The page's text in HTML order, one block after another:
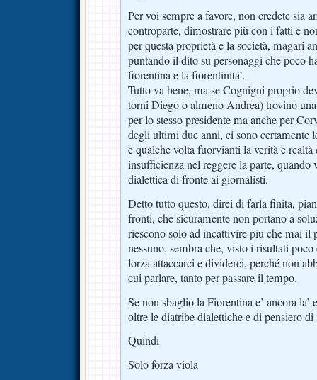
Per voi sempre a favore, non credete sia
controparte, dimostrare più con i fatti e
per questa proprietà e la società, magari
puntando il dito su personaggi che poco
fiorentina e la fiorentinita’.
Tutto va bene, ma se Cognigni proprio
torni Diego o almeno Andrea) trovino
per lo stesso presidente ma anche per
degli ultimi due anni, ci sono certamente
e qualche volta fuorvianti la verità e realtà
insufficienza nel reggere la parte,
dialettica di fronte ai giornalisti.
Detto tutto questo, direi di farla finita,
fronti, che sicuramente non portano a
riescono solo ad incattivire piu che mai il
nessuno, sembra che, visto i risultati
forza attaccarci e dividerci, perché non
cui parlare, tanto per passare il tempo.
Se non sbaglio la Fiorentina e’ ancora
oltre le diatribe dialettiche e di pensiero
Quindi
Solo forza viola